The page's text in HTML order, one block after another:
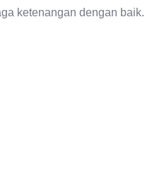
ketenangan dengan baik.